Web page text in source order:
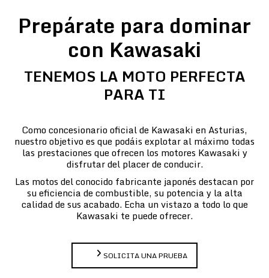
Prepárate para dominar
con Kawasaki
TENEMOS LA MOTO PERFECTA
PARA TI
Como concesionario oficial de Kawasaki en Asturias,
nuestro objetivo es que podáis explotar al máximo todas
las prestaciones que ofrecen los motores Kawasaki y
disfrutar del placer de conducir.
Las motos del conocido fabricante japonés destacan por
su eficiencia de combustible, su potencia y la alta
calidad de sus acabado. Echa un vistazo a todo lo que
Kawasaki te puede ofrecer.
SOLICITA UNA PRUEBA